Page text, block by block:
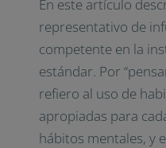
En este artículo
representativo de
competente en la
estándar. Por
refiero al uso de
apropiadas para
hábitos mentales, y